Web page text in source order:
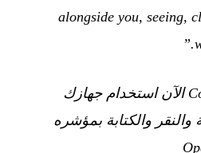
alongside you, seeing,
يمكن لـ Codex الآن استخدام جهازك
والنقر والكتابة بمؤشره